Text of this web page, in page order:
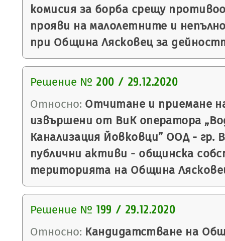
комисия за борба срещу
прояви на малолетните и
при Община Лясковец за
Решение № 200 / 29.12.2020
Относно: Отчитане и приемане
извършени от ВиК оператора
Канализация Йовковци” ООД - гр.
публични активи - общинска
територията на Община
Решение № 199 / 29.12.2020
Относно: Кандидатстване на